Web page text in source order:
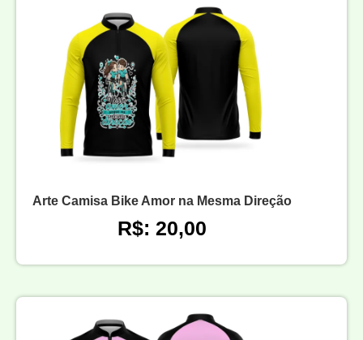
Arte Camisa Bike Amor na Mesma Direção
R$: 20,00